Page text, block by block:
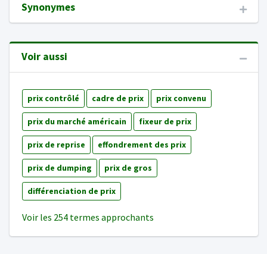
Synonymes
Voir aussi
prix contrôlé cadre de prix prix convenu
prix du marché américain fixeur de prix
prix de reprise effondrement des prix
prix de dumping prix de gros
différenciation de prix
Voir les 254 termes approchants